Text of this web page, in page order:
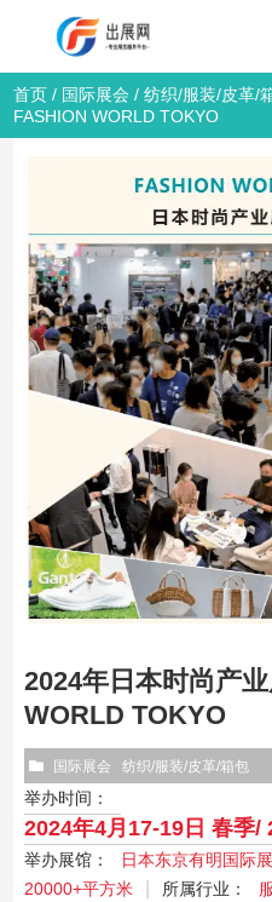
首页 / 国际展会 /纺织/服装/皮革/
FASHION WORLD TOKYO
2024年日本时尚产
WORLD TOKYO
国际展会 纺织/服装/皮革/箱包
举办时间：
2024年4月17-19日 春季/
举办展馆： 日本东京有明国际
20000+平方米
所属行业：